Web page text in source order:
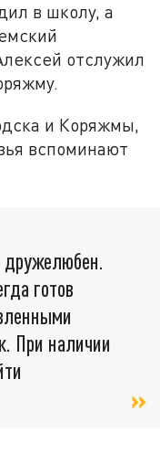
в школу, а
отслужил
и Коряжмы,
вспоминают
дружелюбен.
готов
При наличии